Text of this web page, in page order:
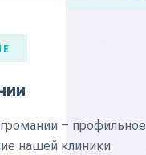
– профильное
нашей клиники